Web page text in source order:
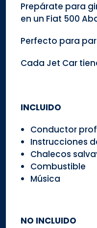
Prepárate para
en un Fiat 500
Perfecto para
Cada Jet Car
INCLUIDO
Conductor
Instrucciones
Chalecos
Combustible
Música
NO INCLUIDO